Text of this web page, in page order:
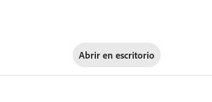
Abrir en escritorio